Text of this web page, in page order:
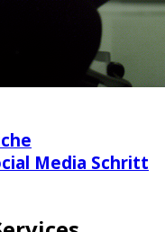
Media Schritt